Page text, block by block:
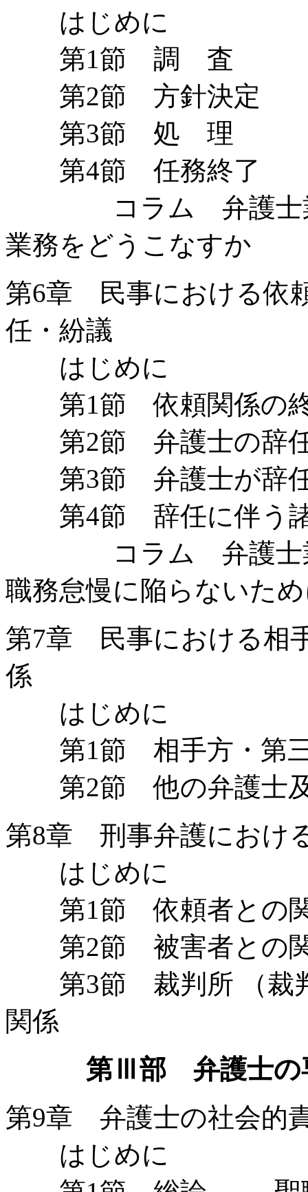
はじめに
第1節 調 査
第2節 方針決定
第3節 処 理
第4節 任務終了
コラム 弁護士業
業務をどうこなすか
第6章 民事における依
任・紛議
はじめに
第1節 依頼関係の終
第2節 弁護士の辞任
第3節 弁護士が辞任
第4節 辞任に伴う
コラム 弁護士業
職務怠慢に陥らないた
第7章 民事における相
係
はじめに
第1節 相手方・第三
第2節 他の弁護士及
第8章 刑事弁護におけ
はじめに
第1節 依頼者との
第2節 被害者との
第3節 裁判所 （裁判
関係
第Ⅲ部 弁護士の
第9章 弁護士の社会的
はじめに